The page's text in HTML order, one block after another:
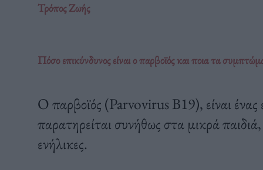
Τρόπος Ζωής
Πόσο επικύνδυνος είναι ο παρβοϊός και ποια τα
Ο παρβοϊός (Parvovirus B19), είναι ένας
παρατηρείται συνήθως στα μικρά
ενήλικες.